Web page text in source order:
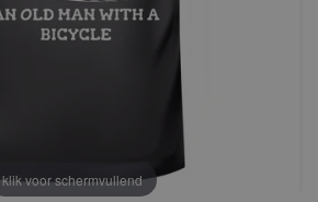
klik voor schermvullend